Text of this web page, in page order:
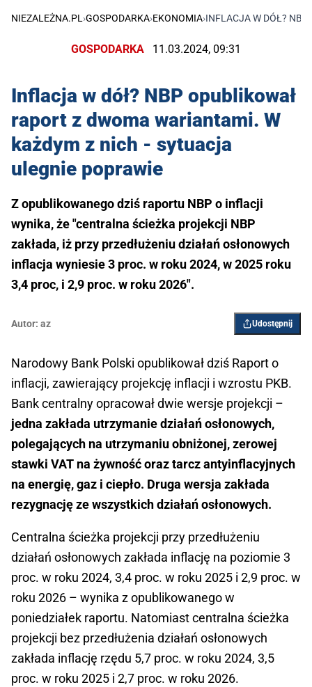
NIEZALEŻNA.PL ›GOSPODARKA›EKONOMIA›INFLACJA W DÓŁ? NBP
GOSPODARKA 11.03.2024, 09:31
Inflacja w dół? NBP opublikował
raport z dwoma wariantami. W
każdym z nich - sytuacja
ulegnie poprawie
Z opublikowanego dziś raportu NBP o inflacji
wynika, że "centralna ścieżka projekcji NBP
zakłada, iż przy przedłużeniu działań osłonowych
inflacja wyniesie 3 proc. w roku 2024, w 2025 roku
3,4 proc, i 2,9 proc. w roku 2026".
Autor: az Udostępnij
Narodowy Bank Polski opublikował dziś Raport o
inflacji, zawierający projekcję inflacji i wzrostu PKB.
Bank centralny opracował dwie wersje projekcji –
jedna zakłada utrzymanie działań osłonowych,
polegających na utrzymaniu obniżonej, zerowej
stawki VAT na żywność oraz tarcz antyinflacyjnych
na energię, gaz i ciepło. Druga wersja zakłada
rezygnację ze wszystkich działań osłonowych.
Centralna ścieżka projekcji przy przedłużeniu
działań osłonowych zakłada inflację na poziomie 3
proc. w roku 2024, 3,4 proc. w roku 2025 i 2,9 proc. w
roku 2026 – wynika z opublikowanego w
poniedziałek raportu. Natomiast centralna ścieżka
projekcji bez przedłużenia działań osłonowych
zakłada inflację rzędu 5,7 proc. w roku 2024, 3,5
proc. w roku 2025 i 2,7 proc. w roku 2026.